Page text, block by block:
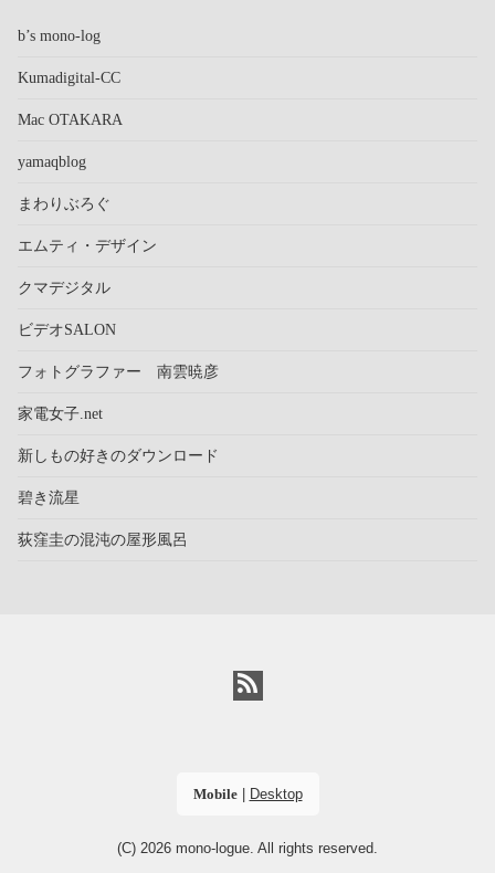
b’s mono-log
Kumadigital-CC
Mac OTAKARA
yamaqblog
まわりぶろぐ
エムティ・デザイン
クマデジタル
ビデオSALON
フォトグラファー 南雲暁彦
家電女子.net
新しもの好きのダウンロード
碧き流星
荻窪圭の混沌の屋形風呂
Mobile| Desktop
(C) 2026 mono-logue . All rights reserved.